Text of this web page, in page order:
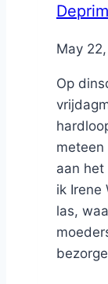
ByNicole
May 22,
Op
meteen
aan
ik Irene
las,